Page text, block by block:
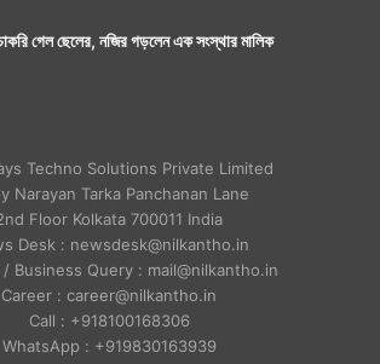
গেল ছেলের, নজির গড়লেন এক সংস্থার মালিক
Techno Solutions Private Limited
Narayan Tarka Panchanan Lane
Floor Kolkata 700011 India
Desk : newsdesk@nilkantho.in
/ Business Query : mail@nilkantho.in
Career : career@nilkantho.in
Call : +918100168306
WhatsApp : +919830163939